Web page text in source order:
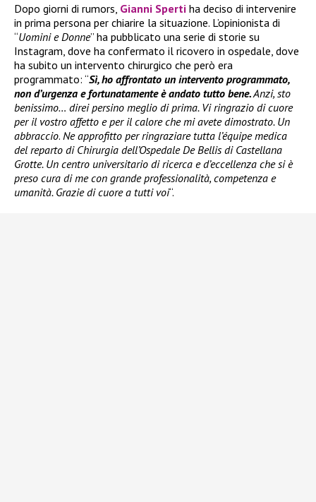
Dopo giorni di rumors, Gianni Sperti ha deciso di intervenire
in prima persona per chiarire la situazione. L’opinionista di
“Uomini e Donne” ha pubblicato una serie di storie su
Instagram, dove ha confermato il ricovero in ospedale, dove
ha subito un intervento chirurgico che però era
programmato: “Sì, ho affrontato un intervento programmato,
non d’urgenza e fortunatamente è andato tutto bene.Anzi, sto
benissimo… direi persino meglio di prima. Vi ringrazio di cuore
per il vostro affetto e per il calore che mi avete dimostrato. Un
abbraccio. Ne approfitto per ringraziare tutta l’équipe medica
del reparto di Chirurgia dell’Ospedale De Bellis di Castellana
Grotte. Un centro universitario di ricerca e d’eccellenza che si è
preso cura di me con grande professionalità, competenza e
umanità. Grazie di cuore a tutti voi“.